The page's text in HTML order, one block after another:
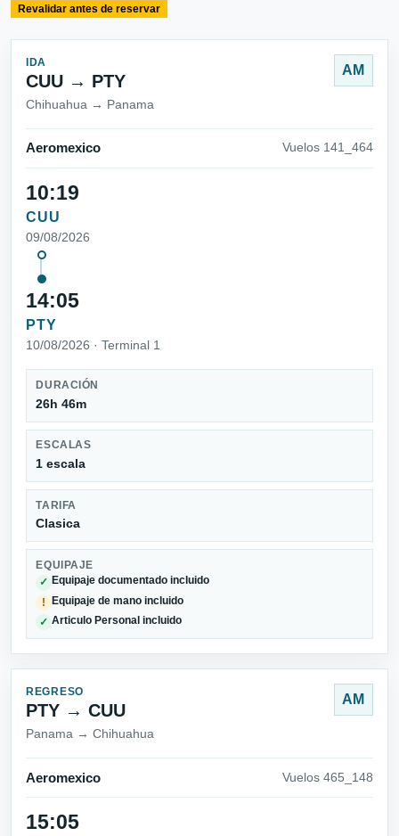
Revalidar antes de reservar
IDA
CUU → PTY
Chihuahua → Panama
AM
Aeromexico Vuelos 141_464
10:19
CUU
09/08/2026
14:05
PTY
10/08/2026 · Terminal 1
DURACIÓN
26h 46m
ESCALAS
1 escala
TARIFA
Clasica
EQUIPAJE
✓ Equipaje documentado incluido
! Equipaje de mano incluido
✓ Articulo Personal incluido
REGRESO
PTY → CUU
Panama → Chihuahua
AM
Aeromexico Vuelos 465_148
15:05